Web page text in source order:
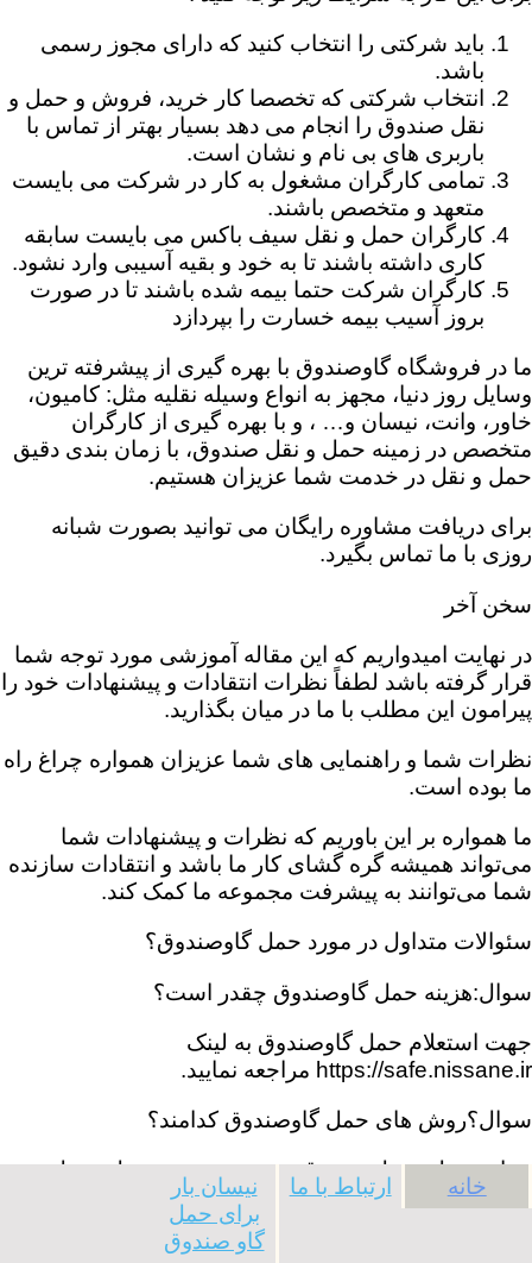
باید شرکتی را انتخاب کنید که دارای مجوز رسمی
باشد.
انتخاب شرکتی که تخصصا کار خرید، فروش و حمل و
نقل صندوق را انجام می دهد بسیار بهتر از تماس با
باربری های بی نام و نشان است.
تمامی کارگران مشغول به کار در شرکت می بایست
متعهد و متخصص باشند.
کارگران حمل و نقل سیف باکس می بایست سابقه
کاری داشته باشند تا به خود و بقیه آسیبی وارد نشود.
کارگران شرکت حتما بیمه شده باشند تا در صورت
بروز آسیب بیمه خسارت را بپردازد
ما در فروشگاه گاوصندوق با بهره گیری از پیشرفته ترین
وسایل روز دنیا، مجهز به انواع وسیله نقلیه مثل: کامیون،
خاور، وانت، نیسان و… ، و با بهره گیری از کارگران
متخصص در زمینه حمل و نقل صندوق، با زمان بندی دقیق
حمل و نقل در خدمت شما عزیزان هستیم.
برای دریافت مشاوره رایگان می توانید بصورت شبانه
روزی با ما تماس بگیرد.
سخن آخر
در نهایت امیدواریم که این مقاله آموزشی مورد توجه شما
قرار گرفته باشد لطفاً نظرات انتقادات و پیشنهادات خود را
پیرامون این مطلب با ما در میان بگذارید.
نظرات شما و راهنمایی های شما عزیزان همواره چراغ راه
ما بوده است.
ما همواره بر این باوریم که نظرات و پیشنهادات شما
می‌تواند همیشه گره گشای کار ما باشد و انتقادات سازنده
شما می‌توانند به پیشرفت مجموعه ما کمک کند.
سئوالات متداول در مورد حمل گاوصندوق؟
سوال:هزینه حمل گاوصندوق چقدر است؟
جهت استعلام حمل گاوصندوق به لینک
https://safe.nissane.ir مراجعه نمایید.
سوال؟روش های حمل گاوصندوق کدامند؟
جواب:حمل و نقل صندوق بصورت دستی، حمل و نقل
صندوق توسط چرخ، حمل و نقل صندوق توسط جرثقیل
سوال:بهترین شرکت حمل گاوصندوق در تهران کجا است؟
خانه ارتباط با ما
نیسان بار
برای حمل
گاو صندوق